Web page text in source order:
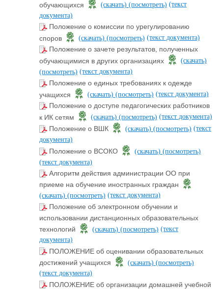
обучающихся
(скачать) (посмотреть) (текст
документа)
Положение о комиссии по урегулированию
споров
(скачать) (посмотреть) (текст документа)
Положение о зачете результатов, полученных
обучающимися в других организациях
(скачать)
(посмотреть) (текст документа)
Положение о единых требованиях к одежде
учащихся
(скачать) (посмотреть) (текст документа)
Положение о доступе педагогических работников
к ИК сетям
(скачать) (посмотреть) (текст документа)
Положение о ВШК (скачать) (посмотреть) (текст
документа)
Положение о ВСОКО (скачать) (посмотреть)
(текст документа)
Алгоритм действия администрации ОО при
приеме на обучение иностранных граждан
(скачать) (посмотреть) (текст документа)
Положение об электронном обучении и
использовании дистанционных образовательных
технологий
(скачать) (посмотреть) (текст
документа)
ПОЛОЖЕНИЕ об оценивании образовательных
достижений учащихся
(скачать) (посмотреть)
(текст документа)
ПОЛОЖЕНИЕ об организации домашней учебной